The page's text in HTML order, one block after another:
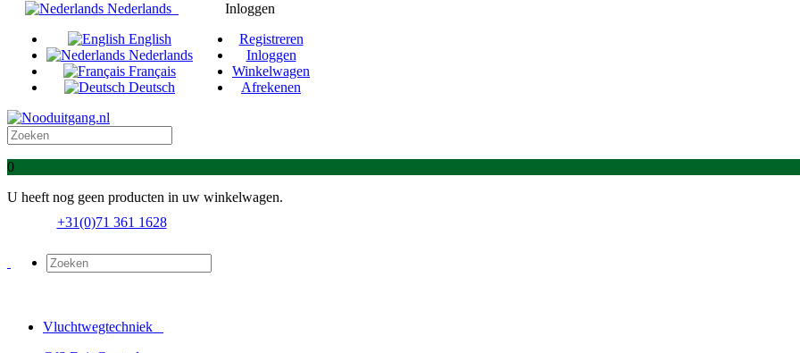
Nederlands
English
Nederlands
Français
Deutsch
Inloggen
Registreren
Inloggen
Winkelwagen
Afrekenen
0
U heeft nog geen producten in uw winkelwagen.
+31(0)71 361 1628
Vluchtwegtechniek